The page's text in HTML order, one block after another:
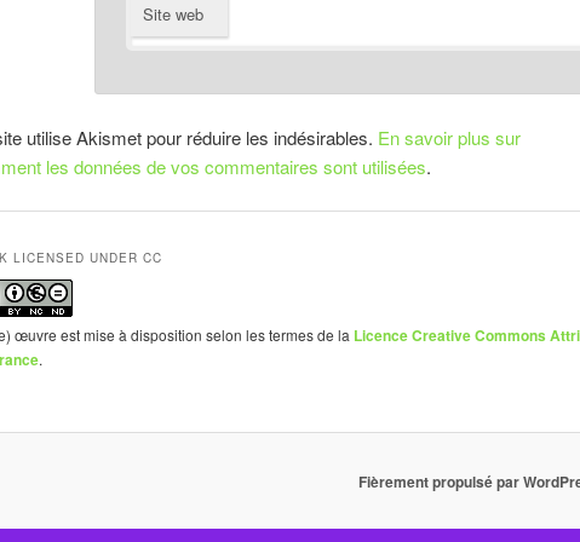
Site web
utilise Akismet pour réduire les indésirables. En savoir plus sur
les données de vos commentaires sont utilisées.
LICENSED UNDER CC
œuvre est mise à disposition selon les termes de la Licence Creative Commons
.
Fièrement propulsé par